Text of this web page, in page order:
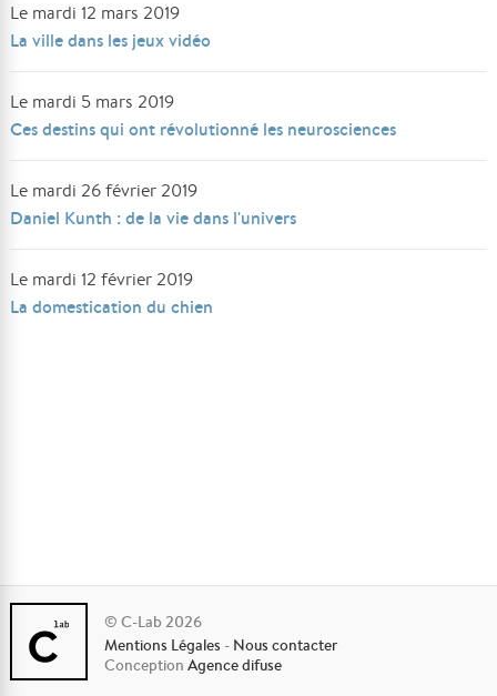
Le mardi 12 mars 2019
La ville dans les jeux vidéo
Le mardi 5 mars 2019
Ces destins qui ont révolutionné les neurosciences
Le mardi 26 février 2019
Daniel Kunth : de la vie dans l'univers
Le mardi 12 février 2019
La domestication du chien
© C-Lab 2026
Mentions Légales - Nous contacter
ConceptionAgence difuse